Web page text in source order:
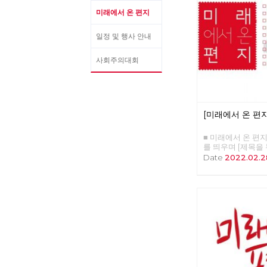
미래에서 온 편지
일정 및 행사 안내
사회주의대회
[미래에서 온 편
■ 미래에서 온 편
를 띄우며 [제목을
니다.] □ 편지를 띄
: 유물론자가 사
이유 □ 영화 : 바
트릭스 : 리저렉
후보 경선의 기록
Date